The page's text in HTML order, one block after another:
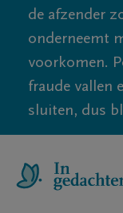
de afzender
onderneemt
voorkomen.
fraude vallen
sluiten, dus